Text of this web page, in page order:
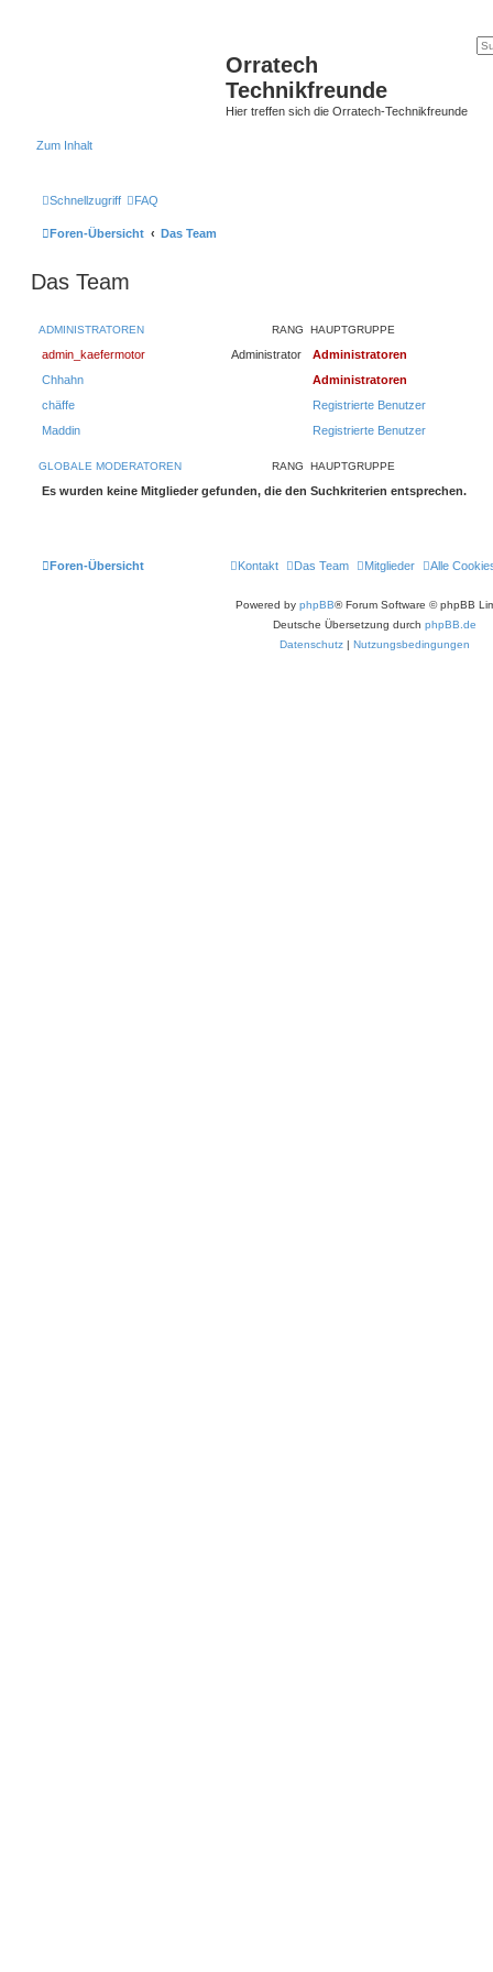
Orratech
Technikfreunde
Hier treffen sich die Orratech-Technikfreunde
Zum Inhalt
Schnellzugriff FAQ
Foren-Übersicht Das Team
Das Team
RANG
ADMINISTRATOREN HAUPTGRUPPE
Administrator
admin_kaefermotor
Administratoren
Chhahn
Administratoren
chäffe
Registrierte Benutzer
Maddin
Registrierte Benutzer
RANG
GLOBALE MODERATOREN HAUPTGRUPPE
Es wurden keine Mitglieder gefunden, die den Suchkriterien entsprechen.
Foren-Übersicht Alle
Mitglieder
Das Team
Kontakt
Powered by phpBB® Forum Software © phpBB
Deutsche Übersetzung durch phpBB.de
Datenschutz | Nutzungsbedingungen